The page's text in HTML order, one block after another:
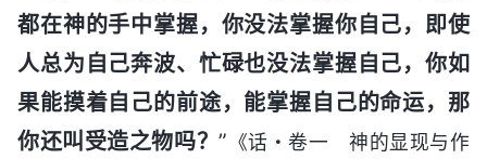
都在神的手中掌握，你没法掌握你自己，即使
人总为自己奔波、忙碌也没法掌握自己，你如
果能摸着自己的前途，能掌握自己的命运，那
你还叫受造之物吗？” 《话・卷一 神的显现与作